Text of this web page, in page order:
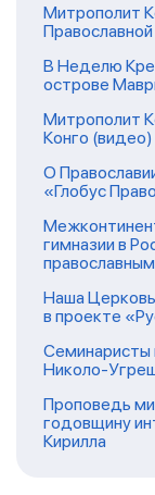
Митрополит
В Неделю
острове
Митрополит
Конго (видео)
О
«Глобус
гимназии в
Наша
в проекте
Семинаристы
Николо-
Проповедь
годовщину
Кирилла